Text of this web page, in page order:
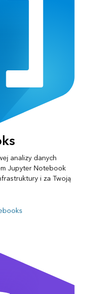
analizy danych
Jupyter Notebook
i za Twoją